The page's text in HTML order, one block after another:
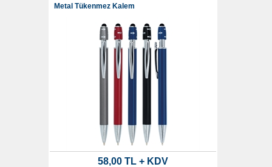
Metal Tükenmez Kalem
58,00 TL + KDV